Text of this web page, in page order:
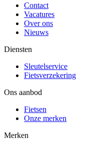
Contact
Vacatures
Over ons
Nieuws
Diensten
Sleutelservice
Fietsverzekering
Ons aanbod
Fietsen
Onze merken
Merken